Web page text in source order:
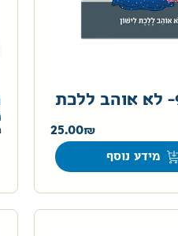
הדינדונים 9- לא אוהב ללכת
25.00
מידע נוסף